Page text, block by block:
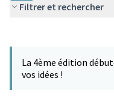
Filtrer et rechercher
−
La 4ème édition
vos idées !